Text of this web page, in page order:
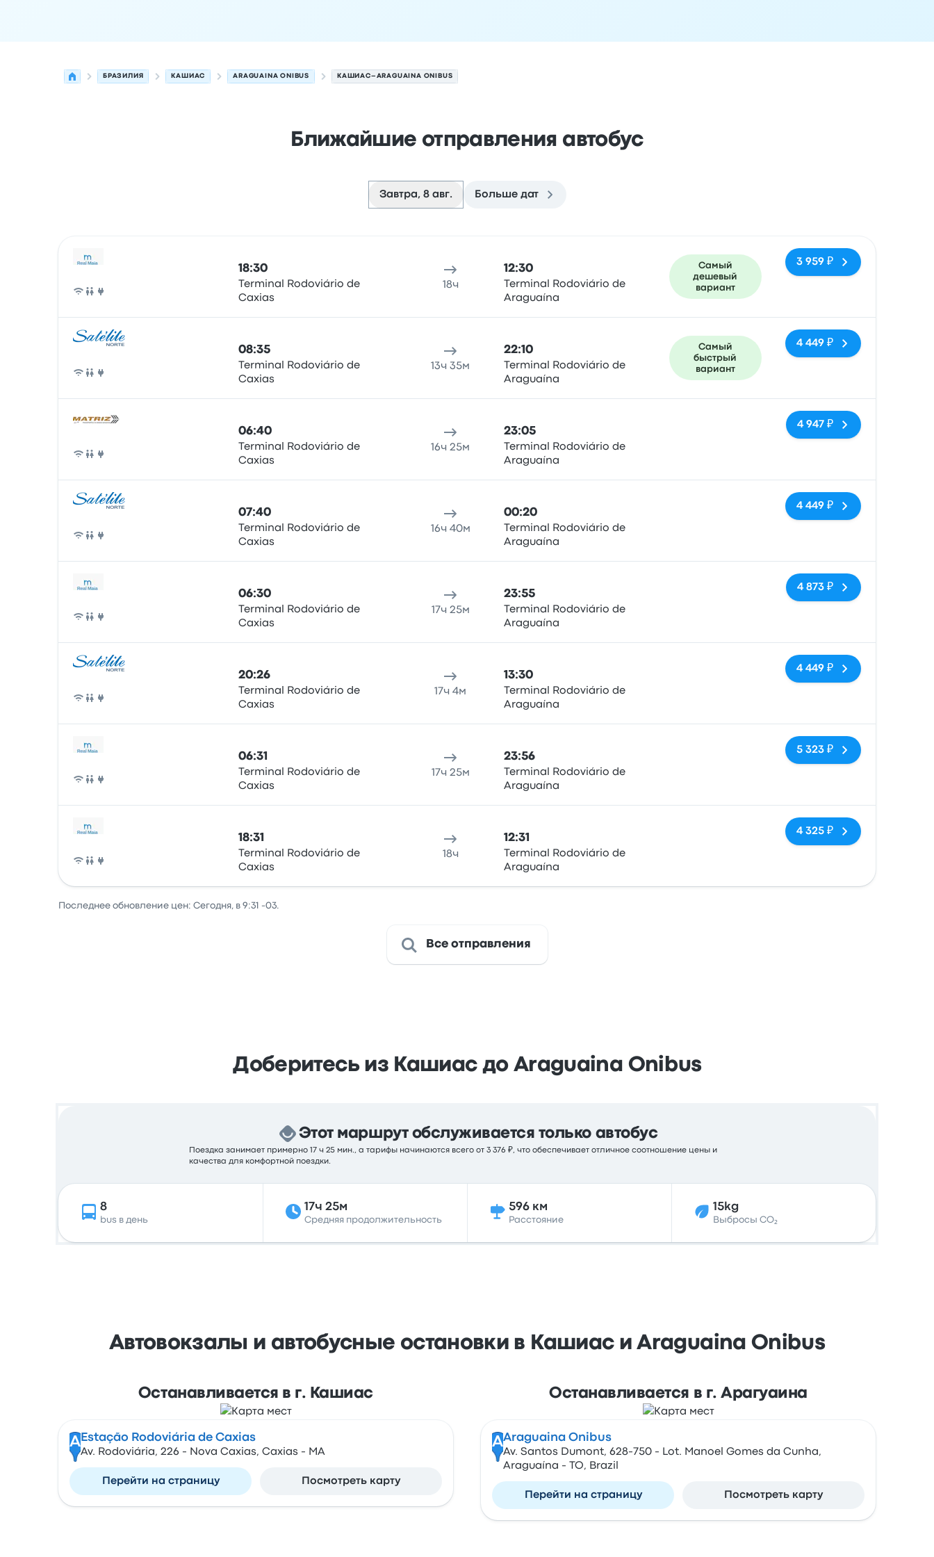
БРАЗИЛИЯ КАШИАС ARAGUAINA ONIBUS КАШИАС–ARAGUAINA ONIBUS
Ближайшие отправления автобус
Завтра, 8 авг. Больше дат
Автобус
18:30
Terminal Rodoviário de
Caxias
18ч
12:30
Terminal Rodoviário de
Araguaína
Самый
дешевый
вариант
3 959 ₽
Автобус
08:35
Terminal Rodoviário de
Caxias
13ч 35м
22:10
Terminal Rodoviário de
Araguaína
Самый
быстрый
вариант
4 449 ₽
Автобус
06:40
Terminal Rodoviário de
Caxias
16ч 25м
23:05
Terminal Rodoviário de
Araguaína
Нет тегов
4 947 ₽
Автобус
07:40
Terminal Rodoviário de
Caxias
16ч 40м
00:20
Terminal Rodoviário de
Araguaína
Нет тегов
4 449 ₽
Автобус
06:30
Terminal Rodoviário de
Caxias
17ч 25м
23:55
Terminal Rodoviário de
Araguaína
Нет тегов
4 873 ₽
Автобус
20:26
Terminal Rodoviário de
Caxias
17ч 4м
13:30
Terminal Rodoviário de
Araguaína
Нет тегов
4 449 ₽
Автобус
06:31
Terminal Rodoviário de
Caxias
17ч 25м
23:56
Terminal Rodoviário de
Araguaína
Нет тегов
5 323 ₽
Автобус
18:31
Terminal Rodoviário de
Caxias
18ч
12:31
Terminal Rodoviário de
Araguaína
Нет тегов
4 325 ₽
Последнее обновление цен: Сегодня, в 9:31 -03.
Все отправления
Доберитесь из Кашиас до Araguaina Onibus
Этот маршрут обслуживается только автобус
Поездка занимает примерно 17 ч 25 мин., а тарифы начинаются всего от 3 376 ₽, что обеспечивает отличное соотношение цены и
качества для комфортной поездки.
8
bus в день
17ч 25м
Средняя продолжительность
596 км
Расстояние
15kg
Выбросы CO₂
Автовокзалы и автобусные остановки в Кашиас и Araguaina Onibus
Останавливается в г. Кашиас
A Estação Rodoviária de Caxias
Av. Rodoviária, 226 - Nova Caxias, Caxias - MA
Перейти на страницу Посмотреть карту
Останавливается в г. Арагуаина
AAraguaina Onibus
Av. Santos Dumont, 628-750 - Lot. Manoel Gomes da Cunha,
Araguaína - TO, Brazil
Перейти на страницу Посмотреть карту